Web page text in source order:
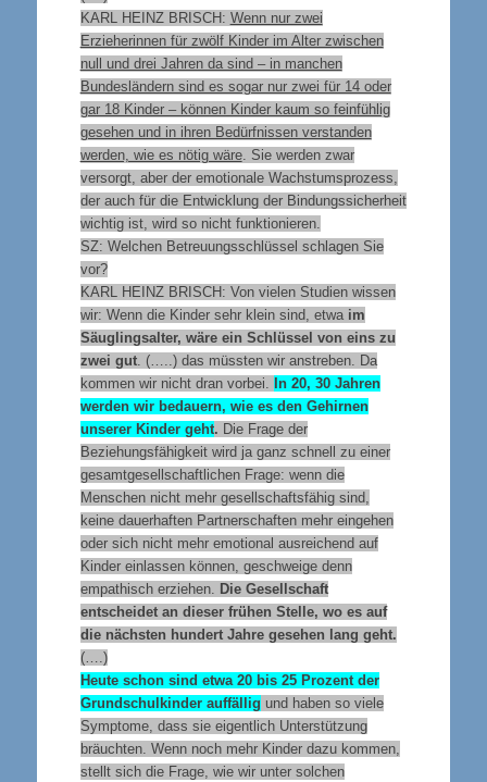
KARL HEINZ BRISCH: Wenn nur zwei
Erzieherinnen für zwölf Kinder im Alter zwischen
null und drei Jahren da sind – in manchen
Bundesländern sind es sogar nur zwei für 14 oder
gar 18 Kinder – können Kinder kaum so feinfühlig
gesehen und in ihren Bedürfnissen verstanden
werden, wie es nötig wäre. Sie werden zwar
versorgt, aber der emotionale Wachstumsprozess,
der auch für die Entwicklung der Bindungssicherheit
wichtig ist, wird so nicht funktionieren.
SZ: Welchen Betreuungsschlüssel schlagen Sie
vor?
KARL HEINZ BRISCH: Von vielen Studien wissen
wir: Wenn die Kinder sehr klein sind, etwa im
Säuglingsalter, wäre ein Schlüssel von eins zu
zwei gut. (…..) das müssten wir anstreben. Da
kommen wir nicht dran vorbei. In 20, 30 Jahren
werden wir bedauern, wie es den Gehirnen
unserer Kinder geht. Die Frage der
Beziehungsfähigkeit wird ja ganz schnell zu einer
gesamtgesellschaftlichen Frage: wenn die
Menschen nicht mehr gesellschaftsfähig sind,
keine dauerhaften Partnerschaften mehr eingehen
oder sich nicht mehr emotional ausreichend auf
Kinder einlassen können, geschweige denn
empathisch erziehen. Die Gesellschaft
entscheidet an dieser frühen Stelle, wo es auf
die nächsten hundert Jahre gesehen lang geht.
(….)
Heute schon sind etwa 20 bis 25 Prozent der
Grundschulkinder auffällig und haben so viele
Symptome, dass sie eigentlich Unterstützung
bräuchten. Wenn noch mehr Kinder dazu kommen,
stellt sich die Frage, wie wir unter solchen